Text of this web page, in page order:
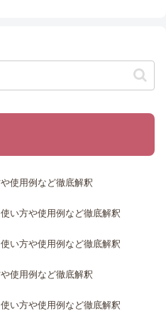
使用例など徹底解釈
い方や使用例など徹底解釈
い方や使用例など徹底解釈
使用例など徹底解釈
い方や使用例など徹底解釈